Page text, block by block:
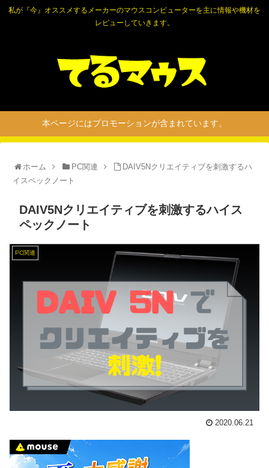
私が『今』オススメするメーカーのマウスコンピューターを主に情報や機材を
レビューしていきます。
本ページにはプロモーションが含まれています。
ホーム PC関連
DAIV5Nクリエイティブを刺激するハ
イスペックノート
DAIV5Nクリエイティブを刺激するハイス
ペックノート
PC関連
2020.06.21